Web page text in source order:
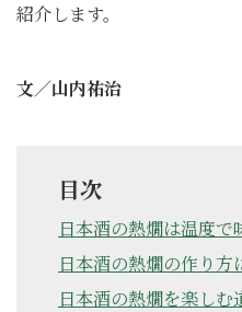
紹介します。
文／山内祐治
目次
日本酒の熱燗は温度で
日本酒の熱燗の作り
日本酒の熱燗を楽し